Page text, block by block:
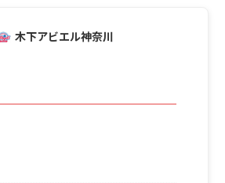
木下アビエル神奈川